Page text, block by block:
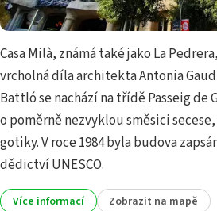
Casa Milà, známá také jako La
vrcholná díla architekta Antonia
Battló se nachází na třídě Passeig de
o poměrně nezvyklou směsici
gotiky. V roce 1984 byla budova
dědictví UNESCO.
Více informací Zobrazit na mapě